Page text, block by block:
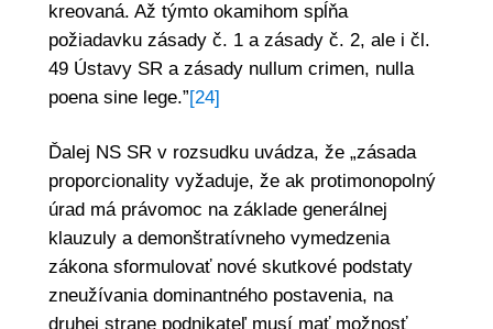
kreovaná. Až týmto okamihom spĺňa
požiadavku zásady č. 1 a zásady č. 2, ale i čl.
49 Ústavy SR a zásady nullum crimen, nulla
poena sine lege.”[24]
Ďalej NS SR v rozsudku uvádza, že „zásada
proporcionality vyžaduje, že ak protimonopolný
úrad má právomoc na základe generálnej
klauzuly a demonštratívneho vymedzenia
zákona sformulovať nové skutkové podstaty
zneužívania dominantného postavenia, na
druhej strane podnikateľ musí mať možnosť